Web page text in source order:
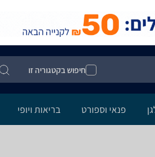
חיפוש בקטגוריה זו
פנאי וספורט בריאות ויופי